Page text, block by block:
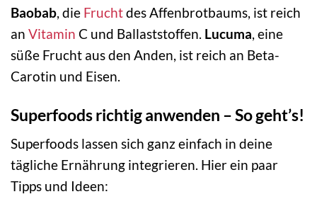
Baobab, die Fruchtdes Affenbrotbaums, ist reich
an Vitamin C und Ballaststoffen. Lucuma, eine
süße Frucht aus den Anden, ist reich an Beta-
Carotin und Eisen.
Superfoods richtig anwenden – So geht’s!
Superfoods lassen sich ganz einfach in deine
tägliche Ernährung integrieren. Hier ein paar
Tipps und Ideen: